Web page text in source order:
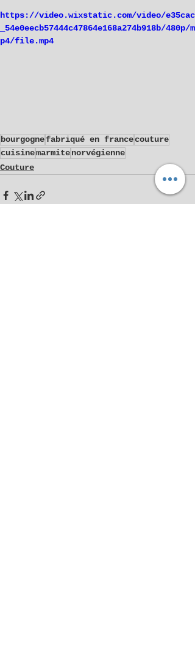
https://video.wixstatic.com/video/e35cac
_54e0eecb57444c47864e168a274b918b/480p/m
p4/file.mp4
bourgognefabriqué en francecouture
cuisinemarmitenorvégienne
Couture